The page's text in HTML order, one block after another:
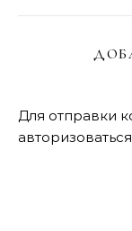
Для отправки
авторизоваться